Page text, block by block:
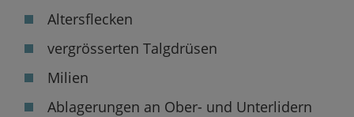
Altersflecken
vergrösserten Talgdrüsen
Milien
Ablagerungen an Ober- und Unterlidern